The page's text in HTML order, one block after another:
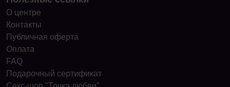
О центре
Контакты
Публичная оферта
Оплата
FAQ
Подарочный сертификат